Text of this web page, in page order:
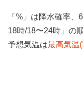
「%」は降水確率
18時/18〜24時」の
予想気温は最高気